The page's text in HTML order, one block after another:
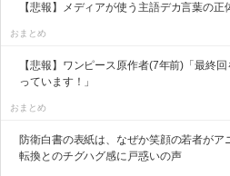
【悲報】メディアが使う主語デカ言葉の
おまとめ
【悲報】ワンピース原作者(7年前)「最終
っています！」
おまとめ
防衛白書の表紙は、なぜか笑顔の若者が
転換とのチグハグ感に戸惑いの声